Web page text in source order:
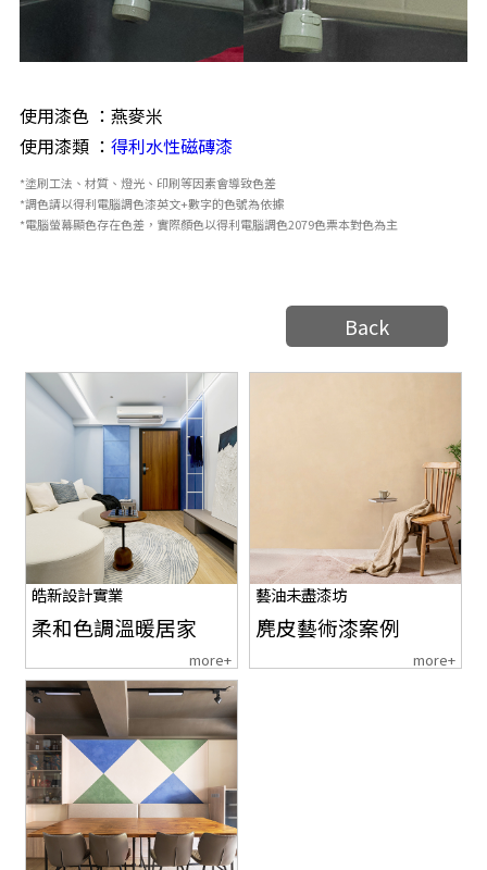
使用漆色 ：燕麥米
使用漆類 ： 得利水性磁磚漆
*塗刷工法、材質、燈光、印刷等因素會導致色差
*調色請以得利電腦調色漆英文+數字的色號為依據
*電腦螢幕顯色存在色差，實際顏色以得利電腦調色2079色票本對色為主
Back
皓新設計實業
柔和色調溫暖居家
more+
藝油未盡漆坊
麂皮藝術漆案例
more+